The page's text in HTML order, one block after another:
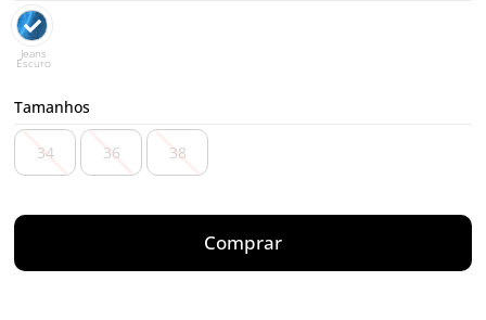
Jeans
Escuro
Tamanhos
34 36 38
Comprar